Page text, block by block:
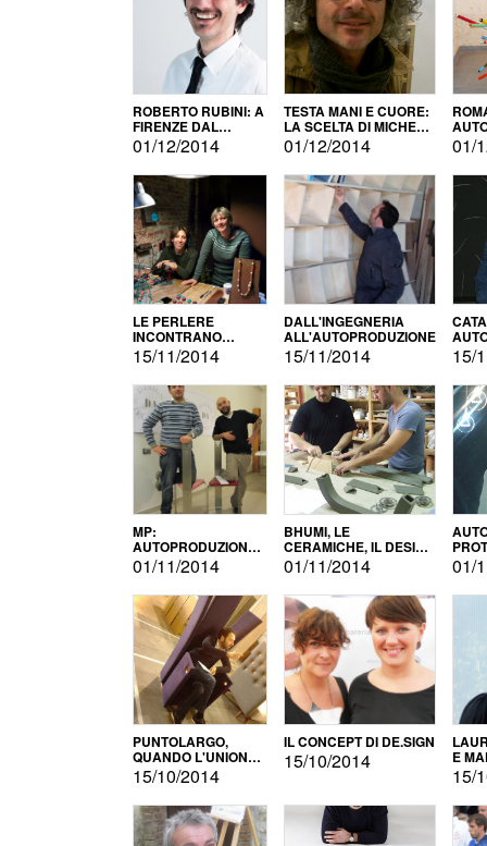
ROBERTO RUBINI: A
FIRENZE DAL
PRODOTTO ALLA
PROMOZIONE
01/12/2014
TESTA MANI E CUORE:
LA SCELTA DI MICHELE
BARBERIO
01/12/2014 01/
LE PERLERE
INCONTRANO
L'AUTOPRODUZIONE
15/11/2014
DALL'INGEGNERIA
ALL'AUTOPRODUZIONE
15/11/2014 15/
MP:
AUTOPRODUZIONE
E INNOVAZIONE
01/11/2014
BHUMI, LE
CERAMICHE, IL DESIGN
E L'AUTOPRODUZIONE
01/11/2014 01/
PUNTOLARGO,
QUANDO L'UNIONE
FA LA FORZA E
VINCE
15/10/2014
IL CONCEPT DI DE.SIGN
15/10/2014 E
15/